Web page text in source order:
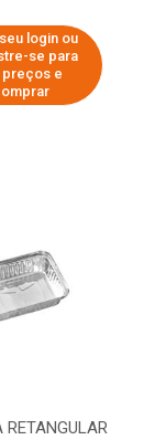
login ou
se para
preços e
RETANGULAR